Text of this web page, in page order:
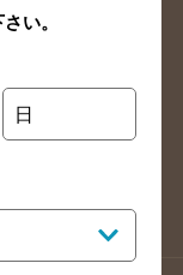
ー検索
バー検索
バー検索
い。
日